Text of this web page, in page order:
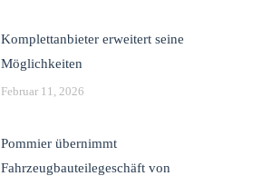
Komplettanbieter erweitert seine
Möglichkeiten
Februar 11, 2026
Pommier übernimmt
Fahrzeugbauteilegeschäft von